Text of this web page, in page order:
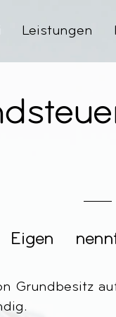
Leistungen
Eigen
Grundbesitz